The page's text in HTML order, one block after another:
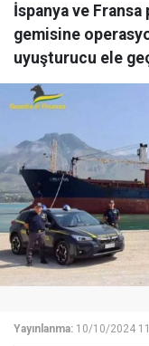
İspanya ve
gemisine
uyuşturucu ele
Yayınlanma: 10/10/2024